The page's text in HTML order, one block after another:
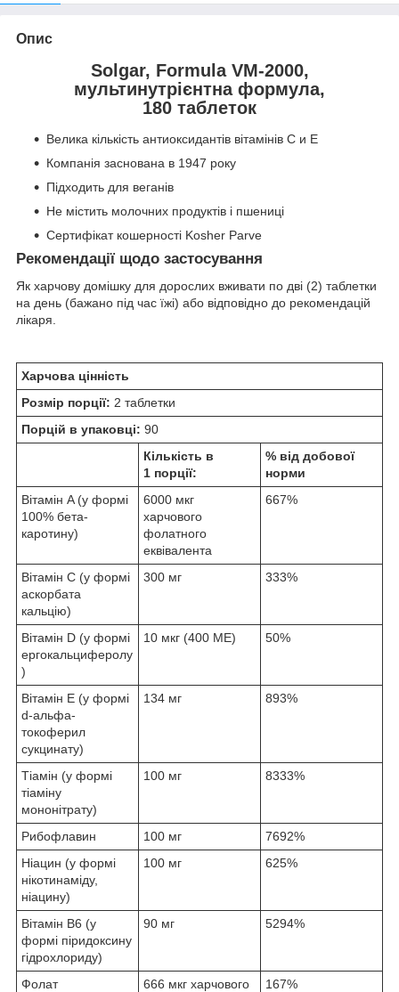
Опис
Solgar, Formula VM-2000,
мультинутрієнтна формула,
180 таблеток
Велика кількість антиоксидантів вітамінів C и E
Компанія заснована в 1947 року
Підходить для веганів
Не містить молочних продуктів і пшениці
Сертифікат кошерності Kosher Parve
Рекомендації щодо застосування
Як харчову домішку для дорослих вживати по дві (2) таблетки
на день (бажано під час їжі) або відповідно до рекомендацій
лікаря.
Харчова цінність
Розмір порції: 2 таблетки
Порцій в упаковці: 90
Кількість в
1 порції:
% від добової
норми
Вітамін A (у формі
100% бета-
каротину)
6000 мкг
харчового
фолатного
еквівалента
667%
Вітамін C (у формі
аскорбата
кальцію)
300 мг 333%
Вітамін D (у формі
ергокальциферолу
)
10 мкг (400 МЕ) 50%
Вітамін E (у формі
d-альфа-
токоферил
сукцинату)
134 мг 893%
Тіамін (у формі
тіаміну
мононітрату)
100 мг 8333%
Рибофлавин 100 мг
7692%
Ніацин (у формі
нікотинаміду,
ніацину)
100 мг 625%
Вітамін B6 (у
формі піридоксину
гідрохлориду)
90 мг 5294%
Фолат
666 мкг харчового
167%